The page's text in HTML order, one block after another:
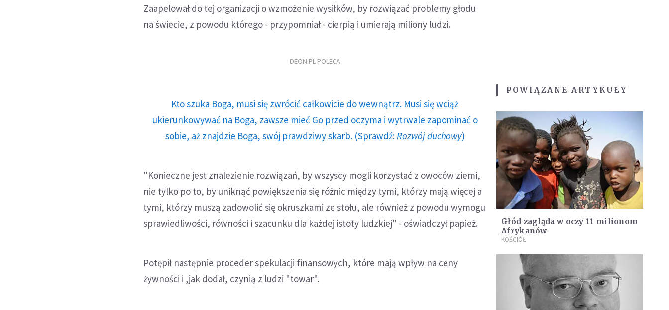
Zaapelował do tej organizacji o wzmożenie wysiłków, by rozwiązać problemy głodu
na świecie, z powodu którego - przypomniał - cierpią i umierają miliony ludzi.
DEON.PL POLECA
Kto szuka Boga, musi się zwrócić całkowicie do wewnątrz. Musi się wciąż
ukierunkowywać na Boga, zawsze mieć Go przed oczyma i wytrwale zapominać o
sobie, aż znajdzie Boga, swój prawdziwy skarb. (Sprawdź: Rozwój duchowy)
"Konieczne jest znalezienie rozwiązań, by wszyscy mogli korzystać z owoców ziemi,
nie tylko po to, by uniknąć powiększenia się różnic między tymi, którzy mają więcej a
tymi, którzy muszą zadowolić się okruszkami ze stołu, ale również z powodu wymogu
sprawiedliwości, równości i szacunku dla każdej istoty ludzkiej" - oświadczył papież.
Potępił następnie proceder spekulacji finansowych, które mają wpływ na ceny
żywności i ,jak dodał, czynią z ludzi "towar".
POWIĄZANE ARTYKUŁY
Głód zagląda w oczy 11 milionom
Afrykanów
KOŚCIÓŁ